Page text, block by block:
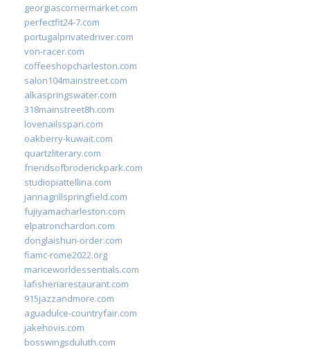
georgiascornermarket.com
perfectfit24-7.com
portugalprivatedriver.com
von-racer.com
coffeeshopcharleston.com
salon104mainstreet.com
alkaspringswater.com
318mainstreet8h.com
lovenailsspari.com
oakberry-kuwait.com
quartzliterary.com
friendsofbroderickpark.com
studiopiattellina.com
jannagrillspringfield.com
fujiyamacharleston.com
elpatronchardon.com
donglaishun-order.com
fiamc-rome2022.org
mariceworldessentials.com
lafisheriarestaurant.com
915jazzandmore.com
aguadulce-countryfair.com
jakehovis.com
bosswingsduluth.com